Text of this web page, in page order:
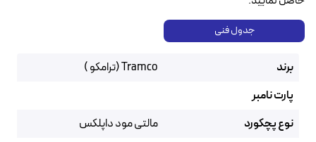
جدول فنی
برند
Tramco (ترامکو )
پارت نامبر
نوع پچکورد
مالتی مود داپلکس